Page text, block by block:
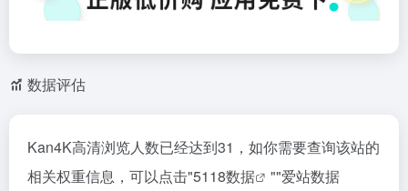
数据评估
Kan4K高清浏览人数已经达到31，如你需要查询该站的
相关权重信息，可以点击"5118数据 ""爱站数据